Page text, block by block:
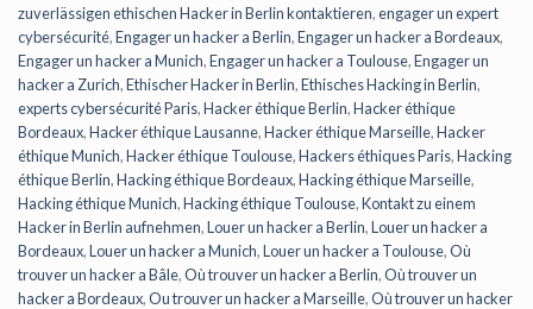
zuverlässigen ethischen Hacker in Berlin kontaktieren,engager un expert
cybersécurité,Engager un hacker a Berlin,Engager un hacker a Bordeaux,
Engager un hacker a Munich,Engager un hacker a Toulouse,Engager un
hacker a Zurich,Ethischer Hacker in Berlin,Ethisches Hacking in Berlin,
experts cybersécurité Paris,Hacker éthique Berlin,Hacker éthique
Bordeaux,Hacker éthique Lausanne,Hacker éthique Marseille,Hacker
éthique Munich,Hacker éthique Toulouse,Hackers éthiques Paris,Hacking
éthique Berlin,Hacking éthique Bordeaux,Hacking éthique Marseille,
Hacking éthique Munich,Hacking éthique Toulouse,Kontakt zu einem
Hacker in Berlin aufnehmen,Louer un hacker a Berlin,Louer un hacker a
Bordeaux,Louer un hacker a Munich,Louer un hacker a Toulouse,Où
trouver un hacker a Bâle,Où trouver un hacker a Berlin,Où trouver un
hacker a Bordeaux,Ou trouver un hacker a Marseille,Où trouver un hacker